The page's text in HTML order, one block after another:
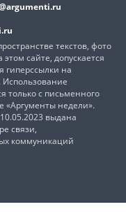
текстов, фото
сайте, допускается
гиперссылки на
только с письменного
«Аргументы недели».
выдана
связи,
коммуникаций